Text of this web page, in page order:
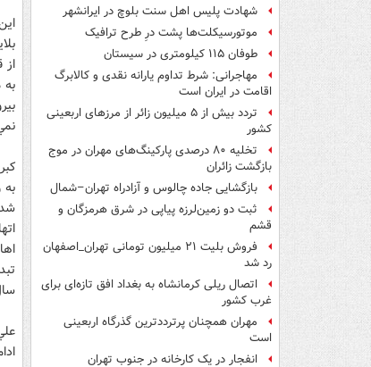
شهادت پلیس اهل سنت بلوچ در ایرانشهر
موتورسیکلت‌ها پشت درِ طرح ترافیک
طوفان ۱۱۵ کیلومتری در سیستان
مهاجرانی: شرط تداوم یارانه نقدی و کالابرگ
اقامت در ایران است
تردد بیش از ۵ میلیون زائر از مرزهای اربعینی
کشور
تخلیه ۸۰ درصدی پارکینگ‌های مهران در موج
بازگشت زائران
بازگشایی جاده چالوس و آزادراه تهران–شمال
ثبت دو زمین‌لرزه پیاپی در شرق هرمزگان و
قشم
فروش بلیت ۲۱ میلیون تومانی تهران_اصفهان
رد شد
اتصال ریلی کرمانشاه به بغداد افق تازه‌ای برای
غرب کشور
مهران همچنان پرترددترین گذرگاه اربعینی
است
انفجار در یک کارخانه در جنوب تهران